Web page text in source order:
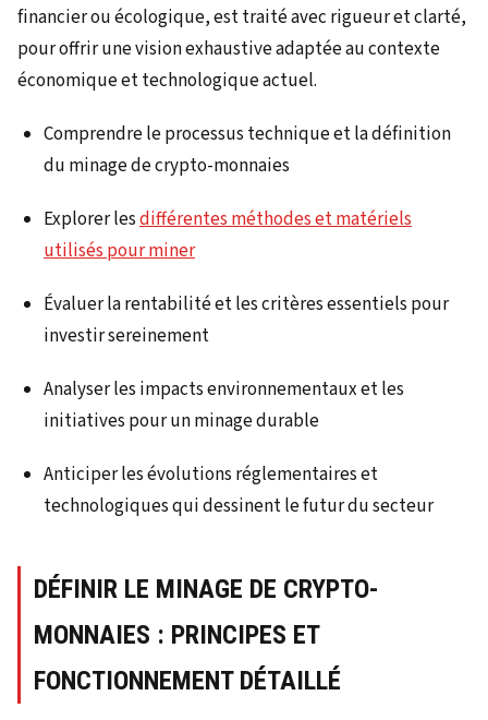
financier ou écologique, est traité avec rigueur et clarté,
pour offrir une vision exhaustive adaptée au contexte
économique et technologique actuel.
Comprendre le processus technique et la définition
du minage de crypto-monnaies
Explorer lesdifférentes méthodes et matériels
utilisés pour miner
Évaluer la rentabilité et les critères essentiels pour
investir sereinement
Analyser les impacts environnementaux et les
initiatives pour un minage durable
Anticiper les évolutions réglementaires et
technologiques qui dessinent le futur du secteur
DÉFINIR LE MINAGE DE CRYPTO-
MONNAIES : PRINCIPES ET
FONCTIONNEMENT DÉTAILLÉ